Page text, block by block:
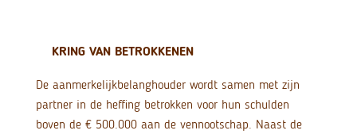
KRING VAN BETROKKENEN
De aanmerkelijkbelanghouder wordt samen met zijn
partner in de heffing betrokken voor hun schulden
boven de € 500.000 aan de vennootschap. Naast de